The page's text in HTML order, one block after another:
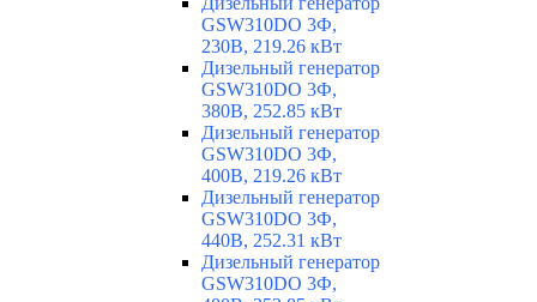
GSW310DO 3Ф,
230В, 219.26 кВт
Дизельный генератор
GSW310DO 3Ф,
380В, 252.85 кВт
Дизельный генератор
GSW310DO 3Ф,
400В, 219.26 кВт
Дизельный генератор
GSW310DO 3Ф,
440В, 252.31 кВт
Дизельный генератор
GSW310DO 3Ф,